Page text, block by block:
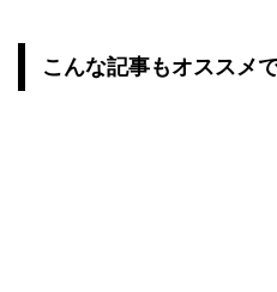
こんな記事もオススメ